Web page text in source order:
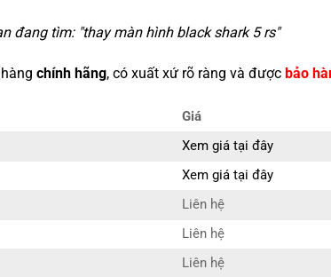
đang tìm: "thay màn hình black shark 5 rs"
chính hãng, có xuất xứ rõ ràng và được bảo
Giá
Xem giá tại đây
Xem giá tại đây
Liên hệ
Liên hệ
Liên hệ